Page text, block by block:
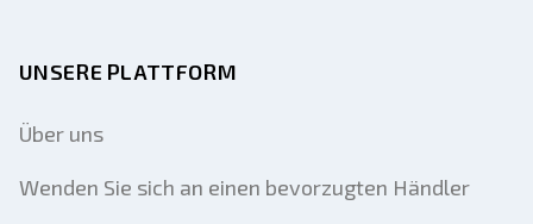
UNSERE PLATTFORM
Über uns
Wenden Sie sich an einen bevorzugten Händler